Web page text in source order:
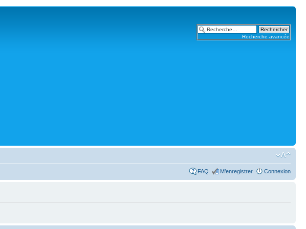
Recherche avancée
FAQ M’enregistrer Connexion